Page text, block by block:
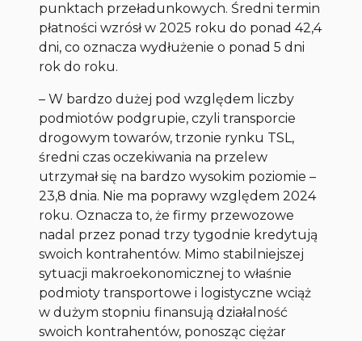
punktach przeładunkowych. Średni termin
płatności wzrósł w 2025 roku do ponad 42,4
dni, co oznacza wydłużenie o ponad 5 dni
rok do roku.
–W bardzo dużej pod względem liczby
podmiotów podgrupie, czyli transporcie
drogowym towarów, trzonie rynku TSL,
średni czas oczekiwania na przelew
utrzymał się na bardzo wysokim poziomie –
23,8 dnia. Nie ma poprawy względem 2024
roku. Oznacza to, że firmy przewozowe
nadal przez ponad trzy tygodnie kredytują
swoich kontrahentów. Mimo stabilniejszej
sytuacji makroekonomicznej to właśnie
podmioty transportowe i logistyczne wciąż
w dużym stopniu finansują działalność
swoich kontrahentów, ponosząc ciężar